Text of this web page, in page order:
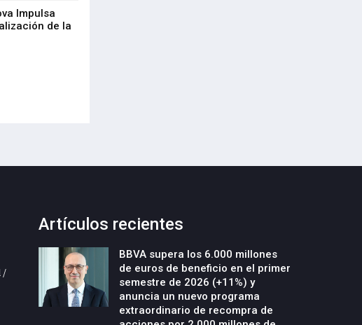
Impulsa
de la
/
Artículos recientes
BBVA supera los 6.000 millones
de euros de beneficio en el primer
semestre de 2026 (+11%) y
anuncia un nuevo programa
extraordinario de recompra de